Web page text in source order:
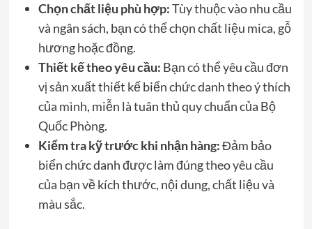
Chọn chất liệu phù hợp:Tùy thuộc vào nhu cầu
và ngân sách, bạn có thể chọn chất liệu mica, gỗ
hương hoặc đồng.
Thiết kế theo yêu cầu: Bạn có thể yêu cầu đơn
vị sản xuất thiết kế biển chức danh theo ý thích
của mình, miễn là tuân thủ quy chuẩn của Bộ
Quốc Phòng.
Kiểm tra kỹ trước khi nhận hàng:Đảm bảo
biển chức danh được làm đúng theo yêu cầu
của bạn về kích thước, nội dung, chất liệu và
màu sắc.